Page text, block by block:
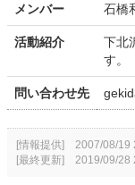
メンバー 石橋
活動紹介
下北
す。
問い合わせ先
[情報提供] 2007/08/19
[最終更新] 2019/09/28